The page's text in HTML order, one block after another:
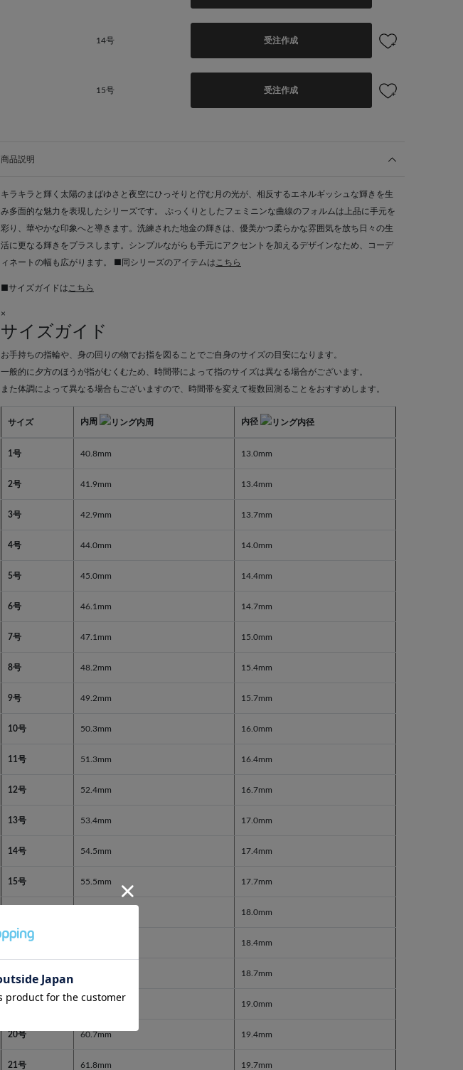
14号 受注作成
15号 受注作成
商品説明
キラキラと輝く太陽のまばゆさと夜空にひっそりと佇む月の光が、相反するエネルギッシュな輝きを生
み多面的な魅力を表現したシリーズです。 ぷっくりとしたフェミニンな曲線のフォルムは上品に手元を
彩り、華やかな印象へと導きます。洗練された地金の輝きは、優美かつ柔らかな雰囲気を放ち日々の生
活に更なる輝きをプラスします。シンプルながらも手元にアクセントを加えるデザインなため、コーデ
ィネートの幅も広がります。 ■同シリーズのアイテムは こちら
■サイズガイドは こちら
×
サイズガイド
お手持ちの指輪や、身の回りの物でお指を図ることでご自身のサイズの目安になります。
一般的に夕方のほうが指がむくむため、時間帯によって指のサイズは異なる場合がございます。
また体調によって異なる場合もございますので、時間帯を変えて複数回測ることをおすすめします。
サイズ 内周 内径
1号 40.8mm 13.0mm
2号 41.9mm 13.4mm
3号 42.9mm 13.7mm
4号 44.0mm 14.0mm
5号 45.0mm 14.4mm
6号 46.1mm 14.7mm
7号 47.1mm 15.0mm
8号 48.2mm 15.4mm
9号 49.2mm 15.7mm
10号 50.3mm 16.0mm
11号 51.3mm 16.4mm
12号 52.4mm 16.7mm
13号 53.4mm 17.0mm
14号 54.5mm 17.4mm
15号 55.5mm 17.7mm
18.0mm
17号 18.4mm
18号 18.7mm
19号 59.7mm 19.0mm
20号 60.7mm 19.4mm
21号 61.8mm 19.7mm